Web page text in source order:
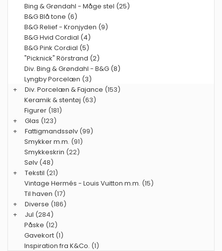
Bing & Grøndahl - Måge stel (25)
B&G Blå tone (6)
B&G Relief - Kronjyden (9)
B&G Hvid Cordial (4)
B&G Pink Cordial (5)
"Picknick" Rörstrand (2)
Div. Bing & Grøndahl - B&G (8)
Lyngby Porcelæn (3)
+
Div. Porcelæn & Fajance (153)
Keramik & stentøj (63)
Figurer (181)
+
Glas (123)
+
Fattigmandssølv (99)
Smykker m.m. (91)
Smykkeskrin (22)
Sølv (48)
+
Tekstil (21)
Vintage Hermés - Louis Vuitton m.m. (15)
Til haven (17)
+
Diverse (186)
+
Jul (284)
Påske (12)
Gavekort (1)
Inspiration fra K&Co. (1)